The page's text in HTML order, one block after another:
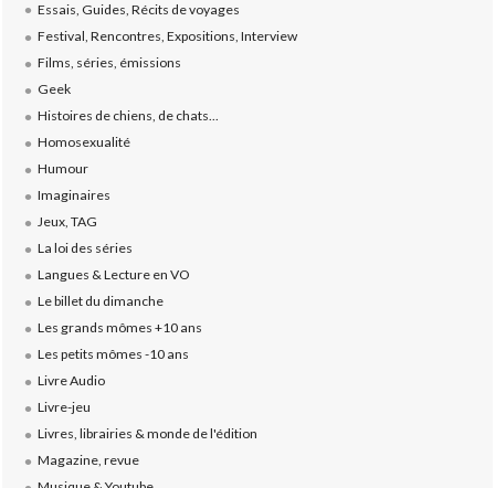
Essais, Guides, Récits de voyages
Festival, Rencontres, Expositions, Interview
Films, séries, émissions
Geek
Histoires de chiens, de chats...
Homosexualité
Humour
Imaginaires
Jeux, TAG
La loi des séries
Langues & Lecture en VO
Le billet du dimanche
Les grands mômes +10 ans
Les petits mômes -10 ans
Livre Audio
Livre-jeu
Livres, librairies & monde de l'édition
Magazine, revue